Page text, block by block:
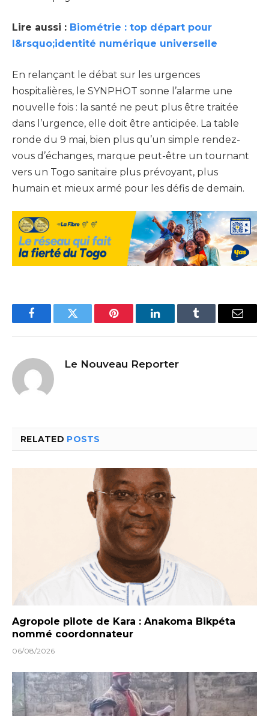
Lire aussi : Biométrie : top départ pour
l&rsquo;identité numérique universelle
En relançant le débat sur les urgences
hospitalières, le SYNPHOT sonne l’alarme une
nouvelle fois : la santé ne peut plus être traitée
dans l’urgence, elle doit être anticipée. La table
ronde du 9 mai, bien plus qu’un simple rendez-
vous d’échanges, marque peut-être un tournant
vers un Togo sanitaire plus prévoyant, plus
humain et mieux armé pour les défis de demain.
FacebookTwitter Pinterest LinkedInTumblr Email
Le Nouveau Reporter
RELATED POSTS
Agropole pilote de Kara : Anakoma Bikpéta
nommé coordonnateur
06/08/2026